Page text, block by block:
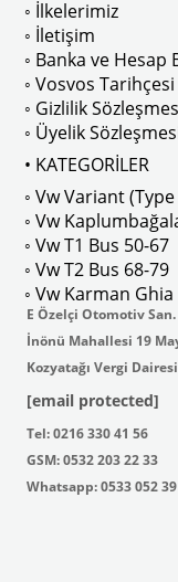
◦ İlkelerimiz
◦ İletişim
◦ Banka ve Hesap
◦ Vosvos Tarihçesi
◦ Gizlilik
◦ Üyelik
• KATEGORİLER
◦ Vw Variant (Type
◦ Vw
◦ Vw T1 Bus 50-67
◦ Vw T2 Bus 68-79
◦ Vw Karman Ghia
E Özelçi Otomotiv
İnönü Mahallesi 19
Kozyatağı Vergi
[email protected]
Tel: 0216 330 41 56
GSM: 0532 203 22 33
Whatsapp: 0533 052 39